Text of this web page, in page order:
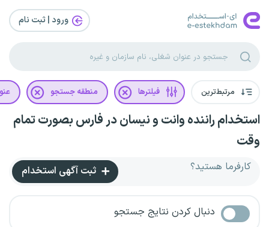
ورود | ثبت‌ نام
مرتبط‌ترین فیلترها منطقه جستجو
استخدام راننده وانت و نیسان در فارس بصورت تمام
وقت
کارفرما هستید؟ ثبت آگهی استخدام
دنبال کردن نتایج جستجو